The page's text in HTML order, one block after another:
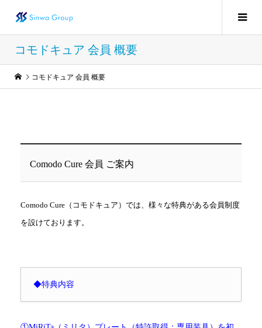
コモドキュア 会員 概要
コモドキュア 会員 概要
Comodo Cure 会員 ご案内
Comodo Cure（コモドキュア）では、様々な特典がある会員制度
を設けております。
◆特典内容